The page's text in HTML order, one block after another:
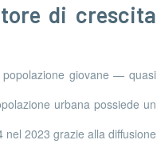
di crescita
popolazione giovane — quasi
urbana possiede un
2023 grazie alla diffusione